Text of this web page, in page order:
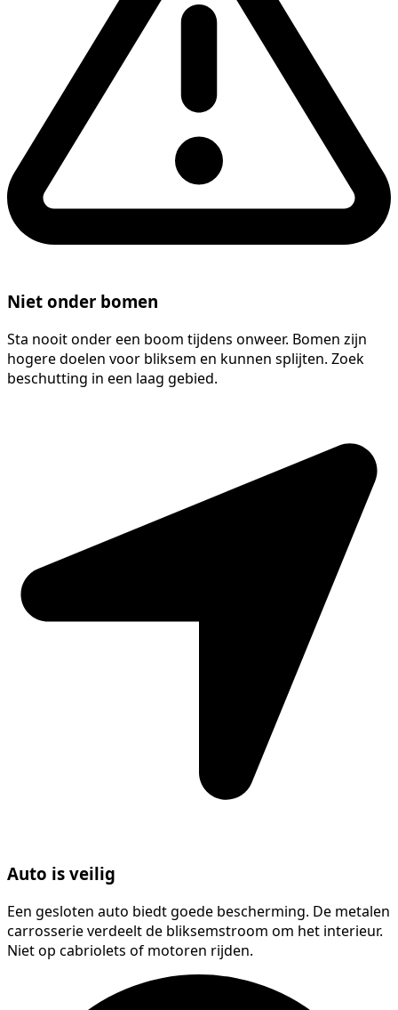
Niet onder bomen
Sta nooit onder een boom tijdens onweer. Bomen zijn
hogere doelen voor bliksem en kunnen splijten. Zoek
beschutting in een laag gebied.
Auto is veilig
Een gesloten auto biedt goede bescherming. De metalen
carrosserie verdeelt de bliksemstroom om het interieur.
Niet op cabriolets of motoren rijden.